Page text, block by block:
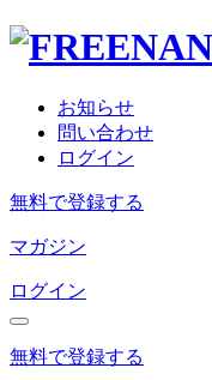
お知らせ
問い合わせ
ログイン
無料で登録する
マガジン
ログイン
無料で登録する